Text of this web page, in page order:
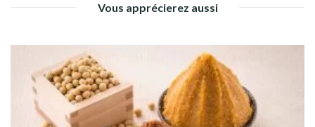
Vous apprécierez aussi